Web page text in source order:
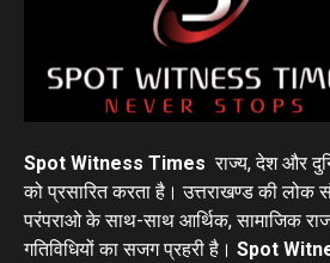
Spot Witness Times राज्य, देश और
को प्रसारित करता है। उत्तराखण्ड की लोक
परंपराओ के साथ-साथ आर्थिक, सामाजिक
गतिविधियों का सजग प्रहरी है। Spot